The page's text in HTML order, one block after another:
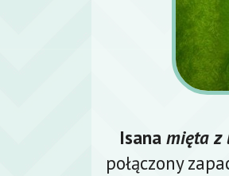
Isana mięta z
połączony